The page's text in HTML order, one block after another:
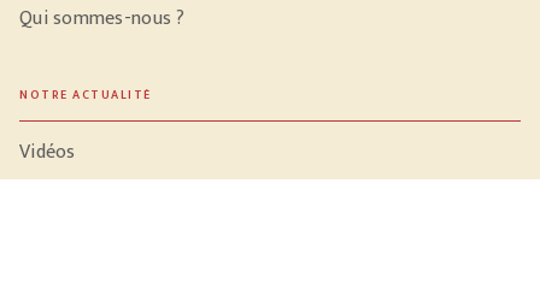
Qui sommes-nous ?
NOTRE ACTUALITÉ
Vidéos